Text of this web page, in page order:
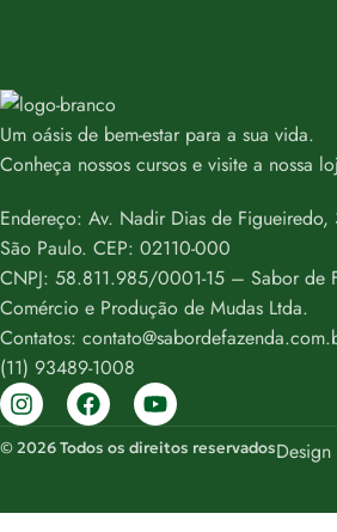
Um oásis de bem-estar para a sua vida.
Conheça nossos cursos e visite a nossa
Endereço: Av. Nadir Dias de
São Paulo. CEP: 02110-000
CNPJ: 58.811.985/0001-15 – Sabor de
Comércio e Produção de Mudas Ltda.
Contatos:
(11) 93489-1008
© 2026 Todos os direitos reservados